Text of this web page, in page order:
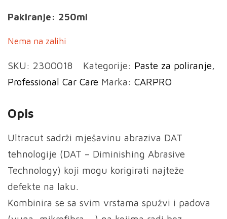
Pakiranje: 250ml
Nema na zalihi
SKU: 2300018 Kategorije: Paste za poliranje,
Professional Car Care Marka: CARPRO
Opis
Ultracut sadrži mješavinu abraziva DAT
tehnologije (DAT – Diminishing Abrasive
Technology) koji mogu korigirati najteže
defekte na laku.
Kombinira se sa svim vrstama spužvi i padova